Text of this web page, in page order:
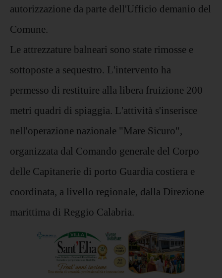
autorizzazione da parte dell'Ufficio demanio del
Comune.
Le attrezzature balneari sono state rimosse e
sottoposte a sequestro. L'intervento ha
permesso di restituire alla libera fruizione 200
metri quadri di spiaggia. L'attività s'inserisce
nell'operazione nazionale "Mare Sicuro",
organizzata dal Comando generale del Corpo
delle Capitanerie di porto Guardia costiera e
coordinata, a livello regionale, dalla Direzione
marittima di Reggio Calabria.